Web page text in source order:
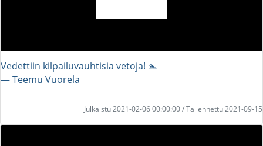
Vedettiin kilpailuvauhtisia vetoja! 🏊
― Teemu Vuorela
Julkaistu 2021-02-06 00:00:00 / Tallennettu 2021-09-15